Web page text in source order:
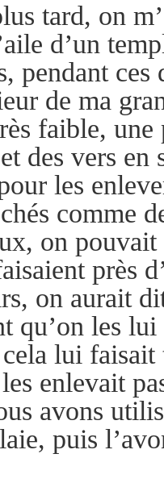
tard, on
d’un
pendant ces
de ma
faible, une
des vers
les
comme
on
près
on aurait
qu’on les
cela lui
enlevait
avons
puis